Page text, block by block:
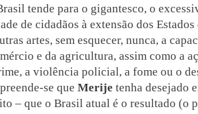
tende para o gigantesco, o
de cidadãos à extensão dos
artes, sem esquecer, nunca, a
e da agricultura, assim como a
a violência policial, a fome ou o
se que Merije tenha desejado
– que o Brasil atual é o resultado (o